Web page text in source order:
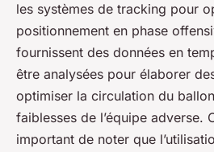
les systèmes de tracking pour
positionnement en phase
fournissent des données en
être analysées pour élaborer
optimiser la circulation du
faiblesses de l’équipe adverse.
important de noter que